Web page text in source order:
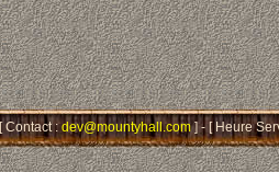
[ Contact :dev@mountyhall.com] - [ Heure